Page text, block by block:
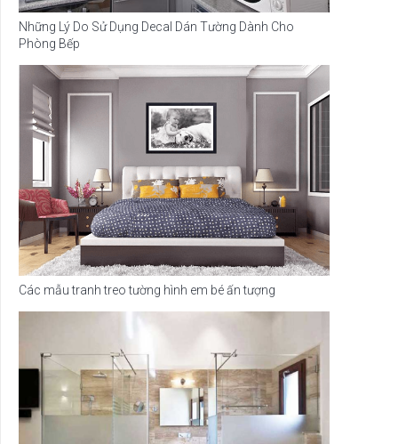
Những Lý Do Sử Dụng Decal Dán Tường Dành Cho
Phòng Bếp
Các mẫu tranh treo tường hình em bé ấn tượng